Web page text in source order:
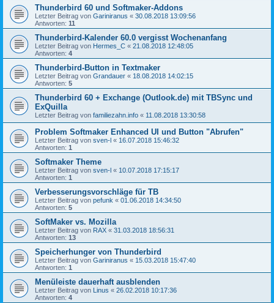
Thunderbird 60 und Softmaker-Addons
Letzter Beitrag von Gariniranus « 30.08.2018 13:09:56
Antworten: 11
Thunderbird-Kalender 60.0 vergisst Wochenanfang
Letzter Beitrag von Hermes_C « 21.08.2018 12:48:05
Antworten: 4
Thunderbird-Button in Textmaker
Letzter Beitrag von Grandauer « 18.08.2018 14:02:15
Antworten: 5
Thunderbird 60 + Exchange (Outlook.de) mit TBSync und
ExQuilla
Letzter Beitrag von familiezahn.info « 11.08.2018 13:30:58
Problem Softmaker Enhanced UI und Button "Abrufen"
Letzter Beitrag von sven-l « 16.07.2018 15:46:32
Antworten: 1
Softmaker Theme
Letzter Beitrag von sven-l « 10.07.2018 17:15:17
Antworten: 1
Verbesserungsvorschläge für TB
Letzter Beitrag von pefunk « 01.06.2018 14:34:50
Antworten: 5
SoftMaker vs. Mozilla
Letzter Beitrag von RAX « 31.03.2018 18:56:31
Antworten: 13
Speicherhunger von Thunderbird
Letzter Beitrag von Gariniranus « 15.03.2018 15:47:40
Antworten: 1
Menüleiste dauerhaft ausblenden
Letzter Beitrag von Linus « 26.02.2018 10:17:36
Antworten: 4